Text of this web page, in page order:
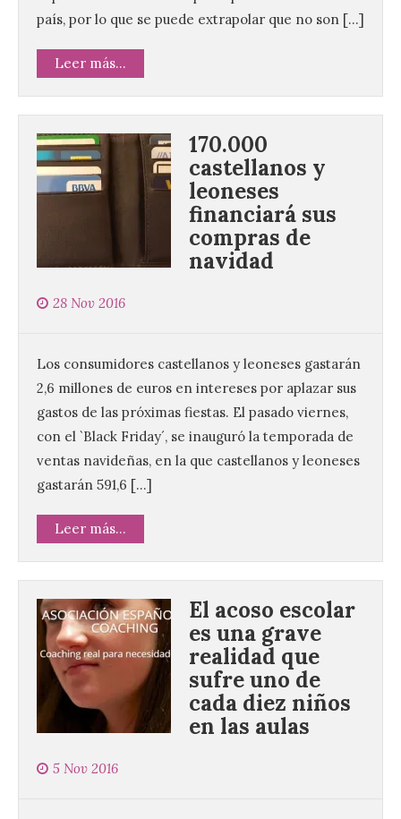
país, por lo que se puede extrapolar que no son […]
Leer más...
170.000
castellanos y
leoneses
financiará sus
compras de
navidad
28 Nov 2016
Los consumidores castellanos y leoneses gastarán
2,6 millones de euros en intereses por aplazar sus
gastos de las próximas fiestas. El pasado viernes,
con el `Black Friday´, se inauguró la temporada de
ventas navideñas, en la que castellanos y leoneses
gastarán 591,6 […]
Leer más...
El acoso escolar
es una grave
realidad que
sufre uno de
cada diez niños
en las aulas
5 Nov 2016